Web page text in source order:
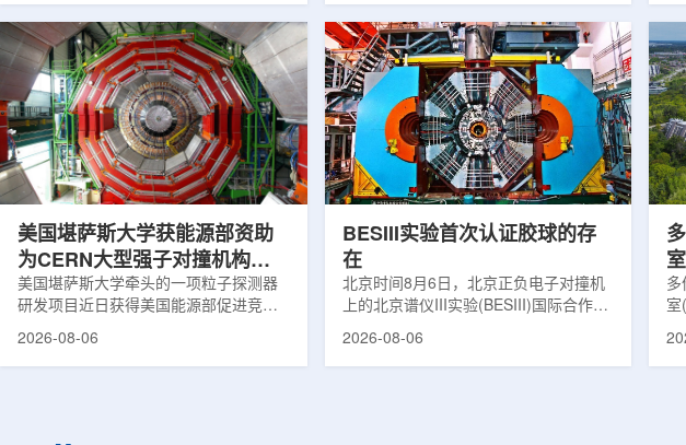
于《自然通讯》。随着计算机芯片尺寸
不断缩小、功率密度持续提高，器件过
热正成为限制性能提升的重要因素。传
统热流测量方法在面对真实电子器件的
多层结构时存在局限，例如常用的时域
热反射法难以区分不同材料层中的热传
输情况，红外成像等方法也难以在微小
尺度上捕捉快速变化。为解决这一问
题...
6.69亿个星系、数千个星系团以及3000
多颗超新星的信息，用于研究宇宙加速
膨胀和宇宙结构演化。为了实现DES，
费米实验室制造了一台极其灵敏的5.7亿
像素数字相机DECam，并将其安装在位
于智利安第斯山脉的美国国家科学基金
会托洛洛山美洲际天文台的布兰科4米望
远镜上。(图片由Reidar Hahn/费米国家
加速...
智
化
智
高
响
智
工
美国堪萨斯大学获能源部资助
为CERN大型强子对撞机构建
新一代探测器
美国堪萨斯大学牵头的一项粒子探测器
研发项目近日获得美国能源部促进竞争
性研究的既定计划(DOE EPSCoR)资
2026-08-06
BESIII实验首次认证胶球的存
在
北京时间8月6日，北京正负电子对撞机
上的北京谱仪III实验(BESIII)国际合作组
在巴西举行的国际高能物理大会(ICHEP
2026-08-06
多
室
的